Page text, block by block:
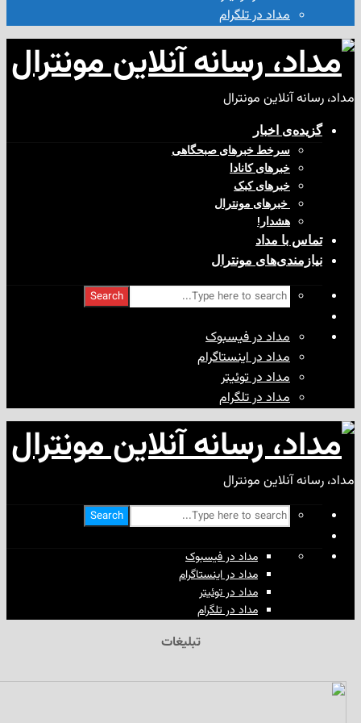
مداد در تلگرام
مونترال
اخبار
سرخط خبرهای صبحگاهی
خبرهای کانادا
خبرهای کبک
‌ خبرهای مونترال
مداد
مونترال
Search
مداد در فیسبوک
مداد در اینستاگرام
مداد در توئیتر
مداد در تلگرام
مونترال
Search
مداد در فیسبوک
مداد در اینستاگرام
مداد در توئیتر
مداد در تلگرام